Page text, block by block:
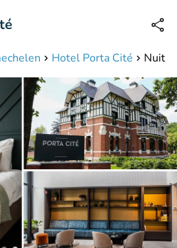
Disponible jusqu'à 23:00 heures
Hotel Porta Cité Nuit